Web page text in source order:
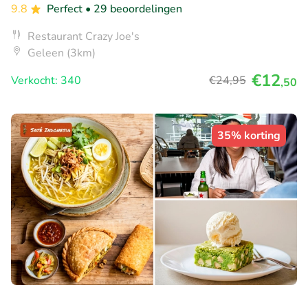
9.8
Perfect • 29 beoordelingen
Restaurant Crazy Joe's
Geleen (3km)
Verkocht: 340
€24,95 €12,50
35% korting